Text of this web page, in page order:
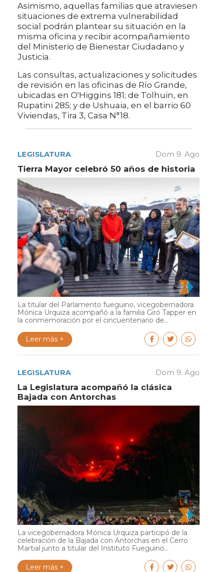
Asimismo, aquellas familias que atraviesen
situaciones de extrema vulnerabilidad
social podrán plantear su situación en la
misma oficina y recibir acompañamiento
del Ministerio de Bienestar Ciudadano y
Justicia.
Las consultas, actualizaciones y solicitudes
de revisión en las oficinas de Río Grande,
ubicadas en O'Higgins 181; de Tolhuin, en
Rupatini 285; y de Ushuaia, en el barrio 60
Viviendas, Tira 3, Casa N°18.
LEGISLATURA Dom 9. Ago
Tierra Mayor celebró 50 años de historia
La titular del Parlamento fueguino, vicegobernadora
Mónica Urquiza acompañó a la familia Giró Tapper en
la conmemoración por el cincuentenario de...
Leer más +
LEGISLATURA Dom 9. Ago
La Legislatura acompañó la clásica
Bajada con Antorchas
La vicegobernadora Mónica Urquiza participó de la
celebración de la Bajada con Antorchas en el Cerro
Martial junto a titular del Instituto Fueguino...
Leer más +